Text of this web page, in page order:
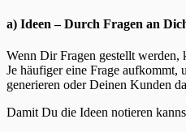
a) Ideen – Durch Fragen an
Wenn Dir Fragen gestellt werden,
Je häufiger eine Frage aufkommt,
generieren oder Deinen Kunden
Damit Du die Ideen notieren